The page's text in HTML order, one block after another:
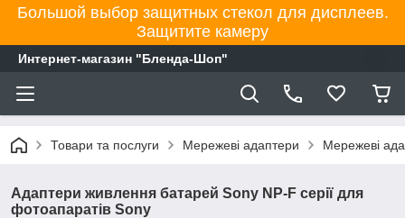
Большой выбор защитных стекол для дисплеев.
Защитите камеру
Интернет-магазин "Бленда-Шоп"
Товари та послуги Мережеві адаптери Мережеві
Адаптери живлення батарей Sony NP-F серії для
фотоапаратів Sony